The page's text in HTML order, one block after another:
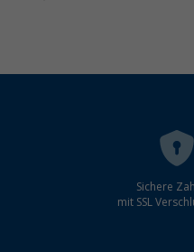
Sichere
mit SSL